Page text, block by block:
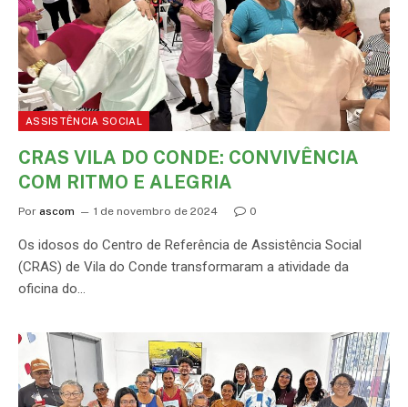
ASSISTÊNCIA SOCIAL
CRAS VILA DO CONDE: CONVIVÊNCIA
COM RITMO E ALEGRIA
Por ascom 1 de novembro de 2024 0
Os idosos do Centro de Referência de Assistência Social
(CRAS) de Vila do Conde transformaram a atividade da
oficina do…